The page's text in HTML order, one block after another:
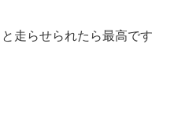
走らせられたら最高です